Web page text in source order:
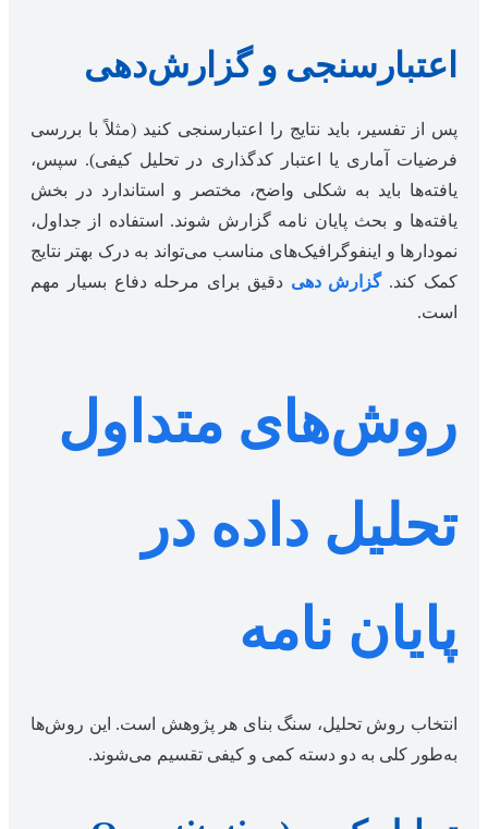
اعتبارسنجی و گزارش‌دهی
پس از تفسیر، باید نتایج را اعتبارسنجی کنید (مثلاً با بررسی
فرضیات آماری یا اعتبار کدگذاری در تحلیل کیفی). سپس،
یافته‌ها باید به شکلی واضح، مختصر و استاندارد در بخش
یافته‌ها و بحث پایان نامه گزارش شوند. استفاده از جداول،
نمودارها و اینفوگرافیک‌های مناسب می‌تواند به درک بهتر نتایج
کمک کند.گزارش دهی دقیق برای مرحله دفاع بسیار مهم
است.
روش‌های متداول
تحلیل داده در
پایان نامه
انتخاب روش تحلیل، سنگ بنای هر پژوهش است. این روش‌ها
به‌طور کلی به دو دسته کمی و کیفی تقسیم می‌شوند.